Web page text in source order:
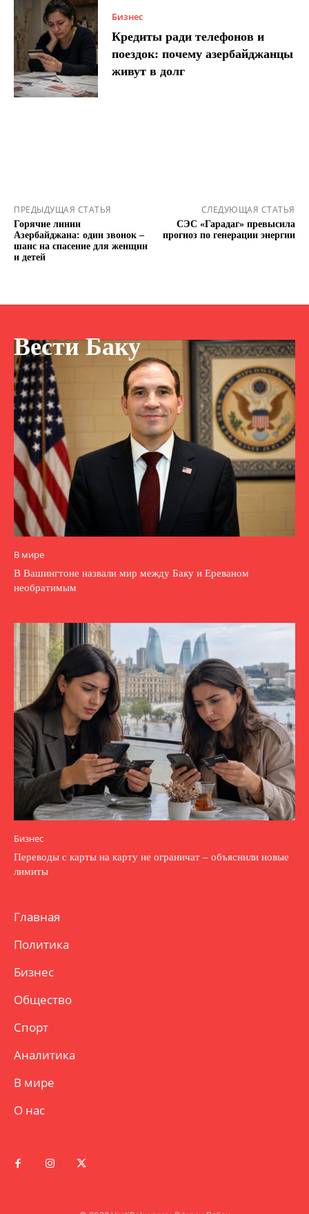
Бизнес
Кредиты ради телефонов и
поездок: почему азербайджанцы
живут в долг
ПРЕДЫДУЩАЯ СТАТЬЯ
Горячие линии
Азербайджана: один звонок –
шанс на спасение для женщин
и детей
СЛЕДУЮЩАЯ СТАТЬЯ
СЭС «Гарадаг» превысила
прогноз по генерации энергии
Вести Баку
В мире
В Вашингтоне назвали мир между Баку и Ереваном
необратимым
Бизнес
Переводы с карты на карту не ограничат – объяснили новые
лимиты
Главная
Политика
Бизнес
Общество
Спорт
Аналитика
В мире
О нас